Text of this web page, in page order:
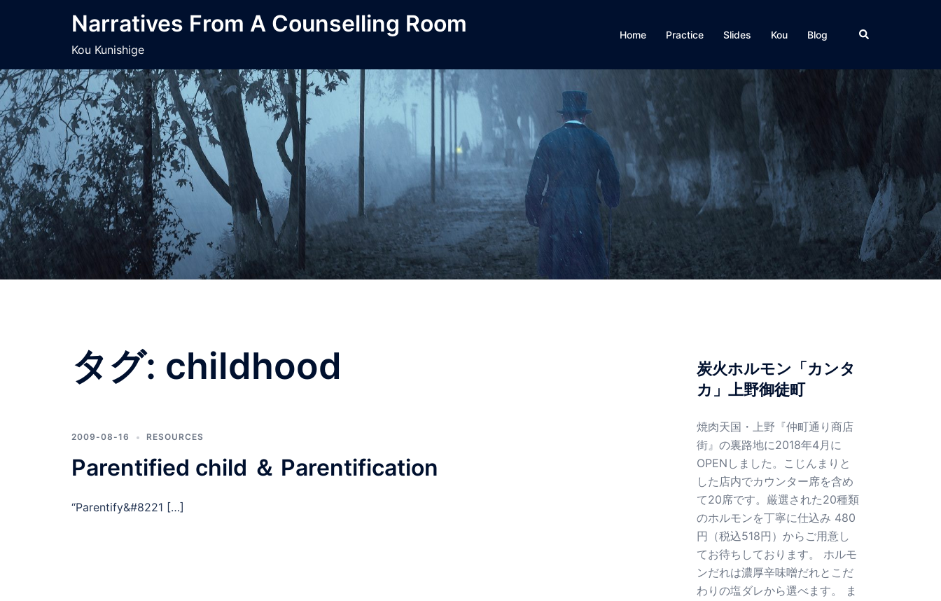
ツ
へ
ス
キ
ッ
プ
Narratives From A Counselling Room
Kou Kunishige
Home Practice Slides Kou Blog
検
索
タグ: childhood
2009-08-16 RESOURCES
Parentified child ＆ Parentification
“Parentify&#8221 […]
炭火ホルモン「カンタ
カ」上野御徒町
焼肉天国・上野『仲町通り商店
街』の裏路地に2018年4月に
OPENしました。こじんまりと
した店内でカウンター席を含め
て20席です。厳選された20種類
のホルモンを丁寧に仕込み 480
円（税込518円）からご用意し
てお待ちしております。 ホルモ
ンだれは濃厚辛味噌だれとこだ
わりの塩ダレから選べます。 ま